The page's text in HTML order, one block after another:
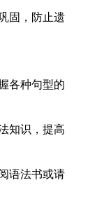
固，防止遗
各种句型的
知识，提高
语法书或请